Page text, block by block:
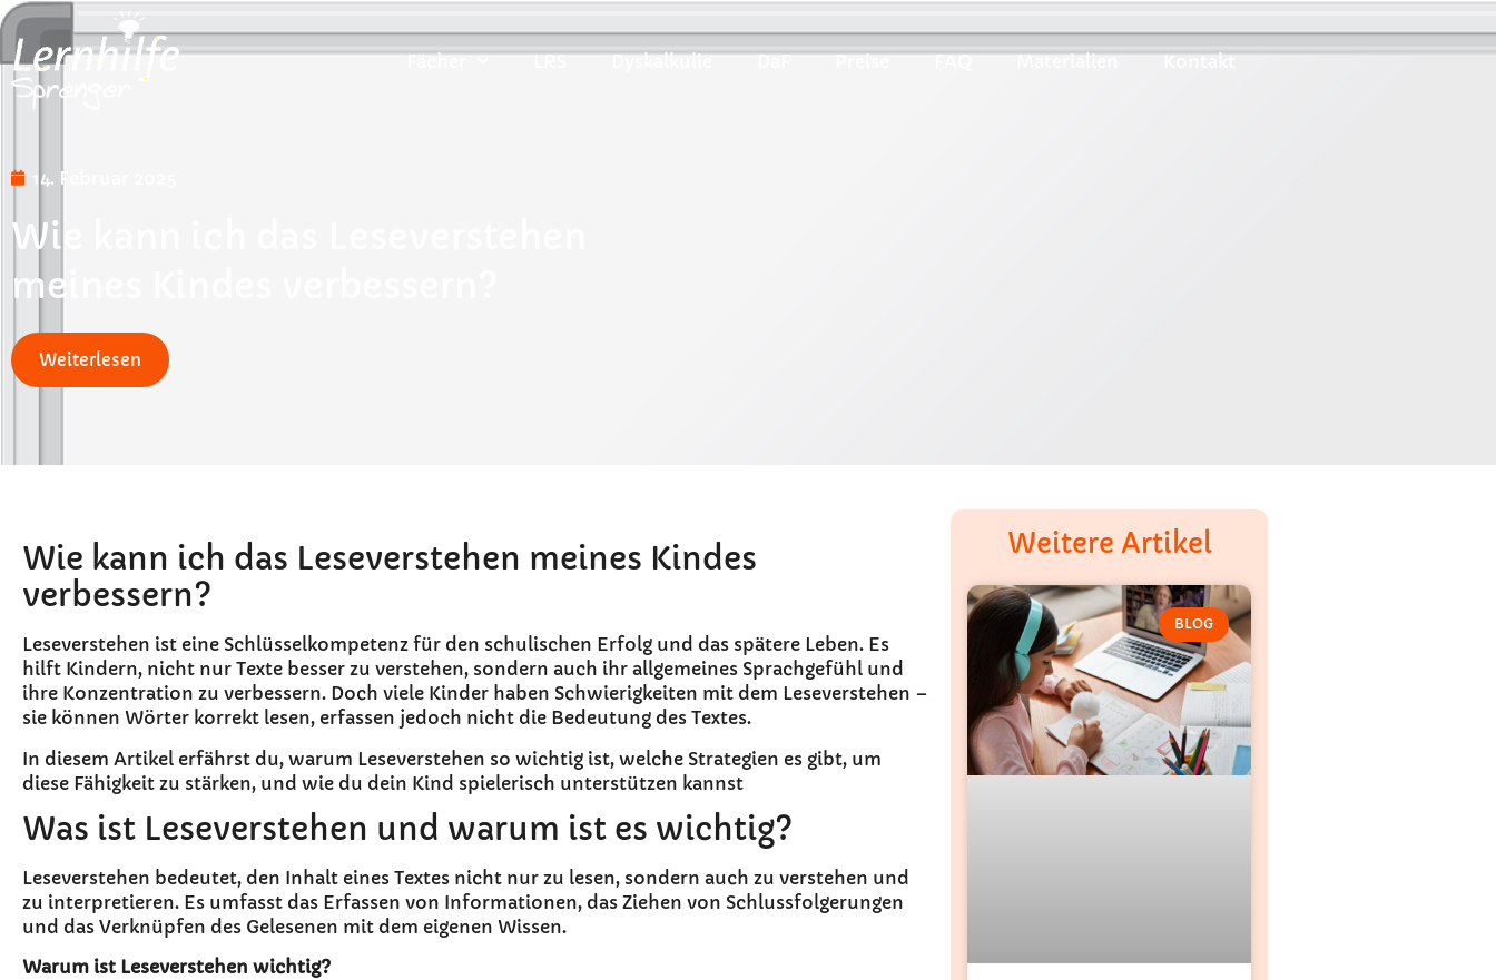
Fächer LRS Dyskalkulie DaF Preise FAQ Materialien Kontakt
14. Februar 2025
Wie kann ich das Leseverstehen
meines Kindes verbessern?
Weiterlesen
Wie kann ich das Leseverstehen meines Kindes
verbessern?
Leseverstehen ist eine Schlüsselkompetenz für den schulischen Erfolg und das spätere Leben. Es
hilft Kindern, nicht nur Texte besser zu verstehen, sondern auch ihr allgemeines Sprachgefühl und
ihre Konzentration zu verbessern. Doch viele Kinder haben Schwierigkeiten mit dem Leseverstehen –
sie können Wörter korrekt lesen, erfassen jedoch nicht die Bedeutung des Textes.
In diesem Artikel erfährst du, warum Leseverstehen so wichtig ist, welche Strategien es gibt, um
diese Fähigkeit zu stärken, und wie du dein Kind spielerisch unterstützen kannst
Was ist Leseverstehen und warum ist es wichtig?
Leseverstehen bedeutet, den Inhalt eines Textes nicht nur zu lesen, sondern auch zu verstehen und
zu interpretieren. Es umfasst das Erfassen von Informationen, das Ziehen von Schlussfolgerungen
und das Verknüpfen des Gelesenen mit dem eigenen Wissen.
Warum ist Leseverstehen wichtig?
Weitere Artikel
BLOG